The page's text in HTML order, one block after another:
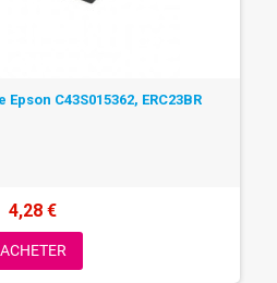
C43S015362, ERC23BR
4,28 €
ACHETER